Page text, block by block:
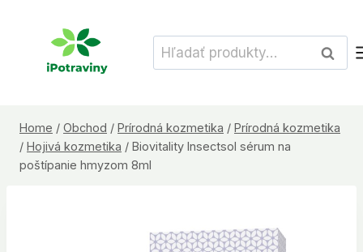
Hľadať:
Home / Obchod / Prírodná kozmetika / Prírodná kozmetika
/ Hojivá kozmetika / Biovitality Insectsol sérum na
poštípanie hmyzom 8ml